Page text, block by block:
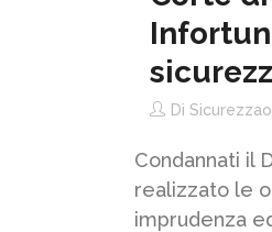
Di
Condannati il
realizzato le
imprudenza